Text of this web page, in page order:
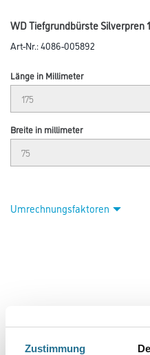
Zustimmung
WD Tiefgrundbürste Silverpren
Art-Nr.:4086-005892
Länge in Millimeter
Breite in millimeter
Umrechnungsfaktoren